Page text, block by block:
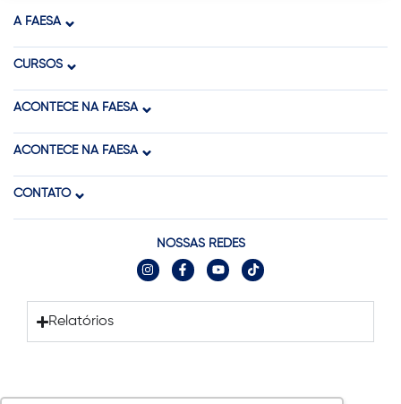
A FAESA
CURSOS
ACONTECE NA FAESA
ACONTECE NA FAESA
CONTATO
NOSSAS REDES
Relatórios